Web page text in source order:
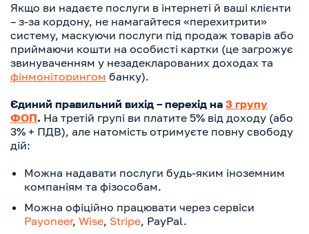
Якщо ви надаєте послуги в інтернеті й ваші клієнти
– з-за кордону, не намагайтеся «перехитрити»
систему, маскуючи послуги під продаж товарів або
приймаючи кошти на особисті картки (це загрожує
звинуваченням у незадекларованих доходах та
фінмоніторингом банку).
Єдиний правильний вихід – перехід на 3 групу
ФОП. На третій групі ви платите 5% від доходу (або
3% + ПДВ), але натомість отримуєте повну свободу
дій:
Можна надавати послуги будь-яким іноземним
компаніям та фізособам.
Можна офіційно працювати через сервіси
Payoneer, Wise, Stripe, PayPal.